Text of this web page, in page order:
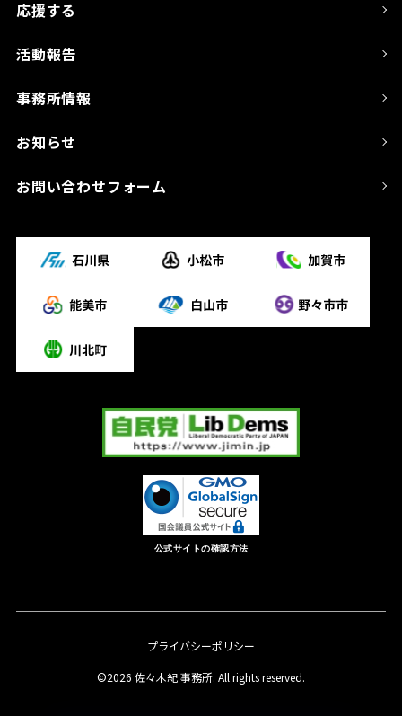
応援する
活動報告
事務所情報
お知らせ
お問い合わせフォーム
公式サイトの確認方法
プライバシーポリシー
©2026 佐々木紀 事務所. All rights reserved.